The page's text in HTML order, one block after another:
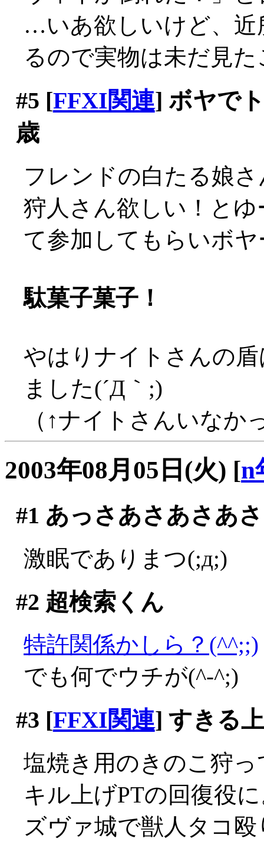
…いあ欲しいけど、近
るので実物は未だ見
#5 [FFXI関連] ボヤで
歳
フレンドの白たる娘
狩人さん欲しい！と
て参加してもらいボ
駄菓子菓子！
やはりナイトさんの
ました(´Д｀;)
（↑ナイトさんいなか
2003年08月05日(火) [n
#1 あっさあさあさあ
激眠でありまつ(;д;)
#2 超検索くん
特許関係かしら？(^^;;)
でも何でウチが(^-^;)
#3 [FFXI関連] すきる
塩焼き用のきのこ狩
キル上げPTの回復役
ズヴァ城で獣人タコ